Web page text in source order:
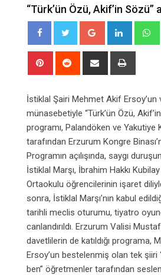
“Türk’ün Özü, Akif’in Sözü”
Google+ LinkedIn
Pinterest Reddit
Share
İstiklal Şairi Mehmet Akif Ersoy’un
münasebetiyle “Türk’ün Özü,
programı, Palandöken ve Yakutiye
tarafından Erzurum Kongre
Programın açılışında, saygı
İstiklal Marşı, İbrahim Hakkı
Ortaokulu öğrencilerinin işaret
sonra, İstiklal Marşı’nın kabul
tarihli meclis oturumu, tiyatro
canlandırıldı. Erzurum Valisi
davetlilerin de katıldığı programa,
Ersoy’un bestelenmiş olan tek şiiri
ben” öğretmenler tarafından